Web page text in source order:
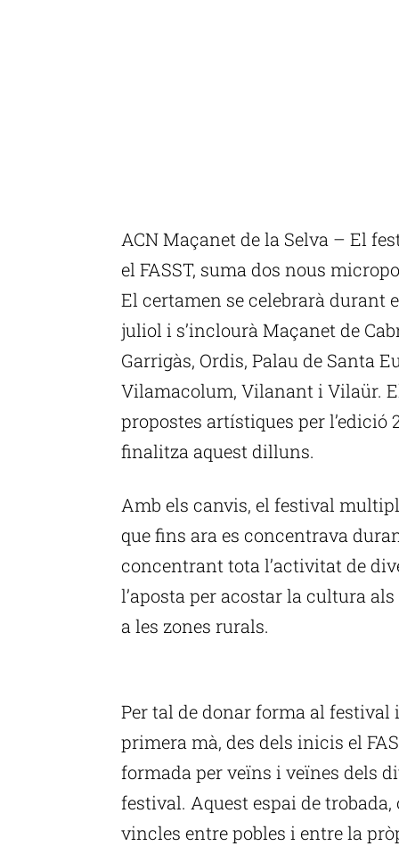
ACN Maçanet de la Selva – El
el FASST, suma dos nous
El certamen se celebrarà durant
juliol i s’inclourà Maçanet de
Garrigàs, Ordis, Palau de Santa
Vilamacolum, Vilanant i Vilaür.
propostes artístiques per l’edició
finalitza aquest dilluns.
Amb els canvis, el festival
que fins ara es concentrava
concentrant tota l’activitat de
l’aposta per acostar la cultura
a les zones rurals.
Per tal de donar forma al
primera mà, des dels inicis el
formada per veïns i veïnes dels
festival. Aquest espai de
vincles entre pobles i entre la